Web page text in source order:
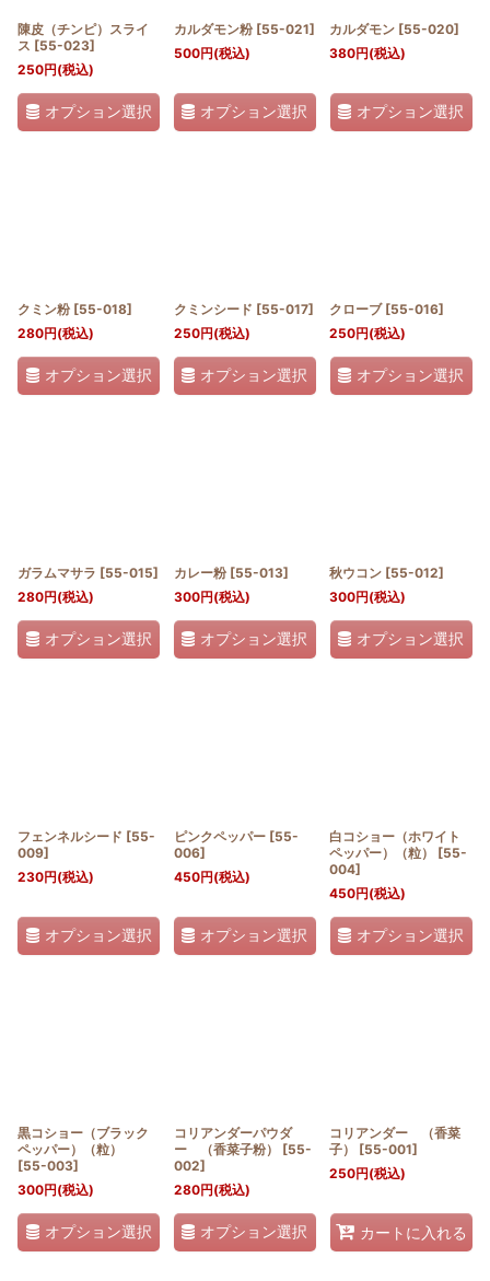
陳皮（チンピ）スライ
ス [55-023]
250円(税込)
オプション選択
カルダモン粉 [55-021]
500円(税込)
オプション選択
カルダモン [55-020]
380円(税込)
オプション選択
クミン粉 [55-018]
280円(税込)
オプション選択
クミンシード [55-017]
250円(税込)
オプション選択
クローブ [55-016]
250円(税込)
オプション選択
ガラムマサラ [55-015]
280円(税込)
オプション選択
カレー粉 [55-013]
300円(税込)
オプション選択
秋ウコン [55-012]
300円(税込)
オプション選択
フェンネルシード [55-
009]
230円(税込)
オプション選択
ピンクペッパー [55-
006]
450円(税込)
オプション選択
白コショー（ホワイト
ペッパー）（粒）
[55-
004]
450円(税込)
オプション選択
黒コショー（ブラック
ペッパー）（粒）
[55-003]
300円(税込)
オプション選択
コリアンダーパウダ
ー （香菜子粉）
[55-
002]
280円(税込)
オプション選択
コリアンダー （香菜
子）
[55-001]
250円(税込)
カートに入れる